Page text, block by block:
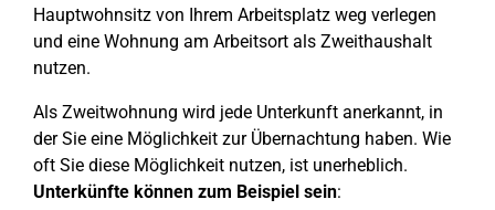
Hauptwohnsitz von Ihrem Arbeitsplatz weg verlegen
und eine Wohnung am Arbeitsort als Zweithaushalt
nutzen.
Als Zweitwohnung wird jede Unterkunft anerkannt, in
der Sie eine Möglichkeit zur Übernachtung haben. Wie
oft Sie diese Möglichkeit nutzen, ist unerheblich.
Unterkünfte können zum Beispiel sein: